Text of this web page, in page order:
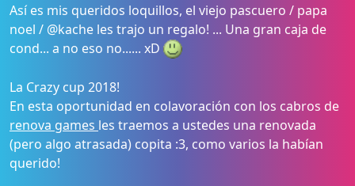
Así es mis queridos loquillos, el viejo pascuero / papa
noel / @kache les trajo un regalo! ... Una gran caja de
cond... a no eso no...... xD
La Crazy cup 2018!
En esta oportunidad en colavoración con los cabros de
renova games les traemos a ustedes una renovada
(pero algo atrasada) copita :3, como varios la habían
querido!